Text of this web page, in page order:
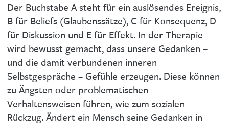
Der Buchstabe A steht für ein auslösendes Ereignis,
B für Beliefs (Glaubenssätze), C für Konsequenz, D
für Diskussion und E für Effekt. In der Therapie
wird bewusst gemacht, dass unsere Gedanken –
und die damit verbundenen inneren
Selbstgespräche – Gefühle erzeugen. Diese können
zu Ängsten oder problematischen
Verhaltensweisen führen, wie zum sozialen
Rückzug. Ändert ein Mensch seine Gedanken in